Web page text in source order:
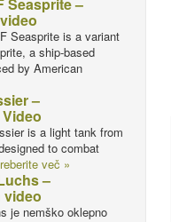
Seasprite is a variant
a ship-based
by American
–
is a light tank from
to combat
več »
–
video
je nemško oklepno